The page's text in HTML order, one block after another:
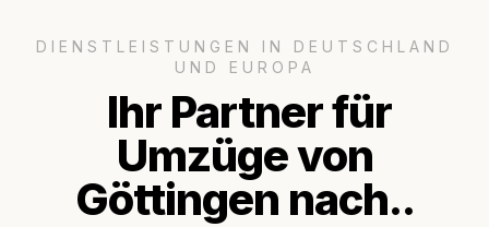
DIENSTLEISTUNGEN IN DEUTSCHLAND
UND EUROPA
Ihr Partner für
Umzüge von
Göttingen nach..